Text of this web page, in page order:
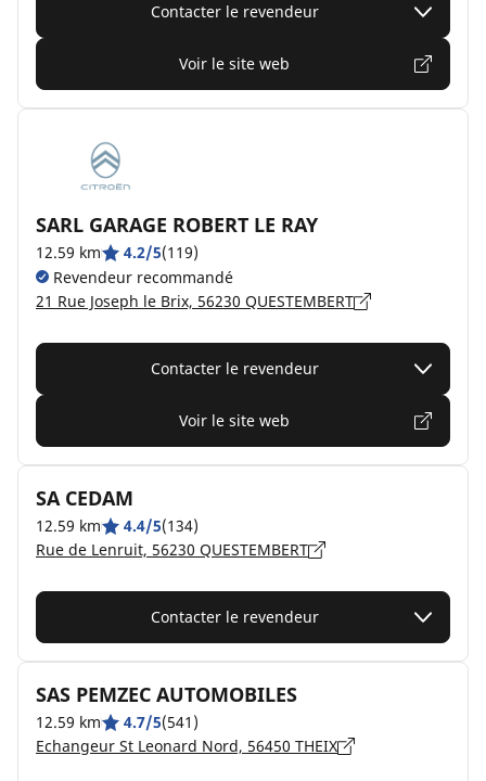
Contacter le revendeur
Voir le site web
SARL GARAGE ROBERT LE RAY
12.59 km 4.2/5(119)
Revendeur recommandé
21 Rue Joseph le Brix, 56230 QUESTEMBERT
Contacter le revendeur
Voir le site web
SA CEDAM
12.59 km 4.4/5(134)
Rue de Lenruit, 56230 QUESTEMBERT
Contacter le revendeur
SAS PEMZEC AUTOMOBILES
12.59 km 4.7/5(541)
Echangeur St Leonard Nord, 56450 THEIX